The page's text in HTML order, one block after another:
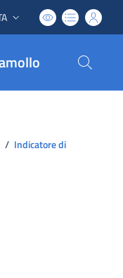
attiva:
/ Indicatore di